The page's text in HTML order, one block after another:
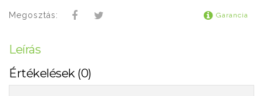
Megosztás: Garancia
Leírás
Értékelések (0)